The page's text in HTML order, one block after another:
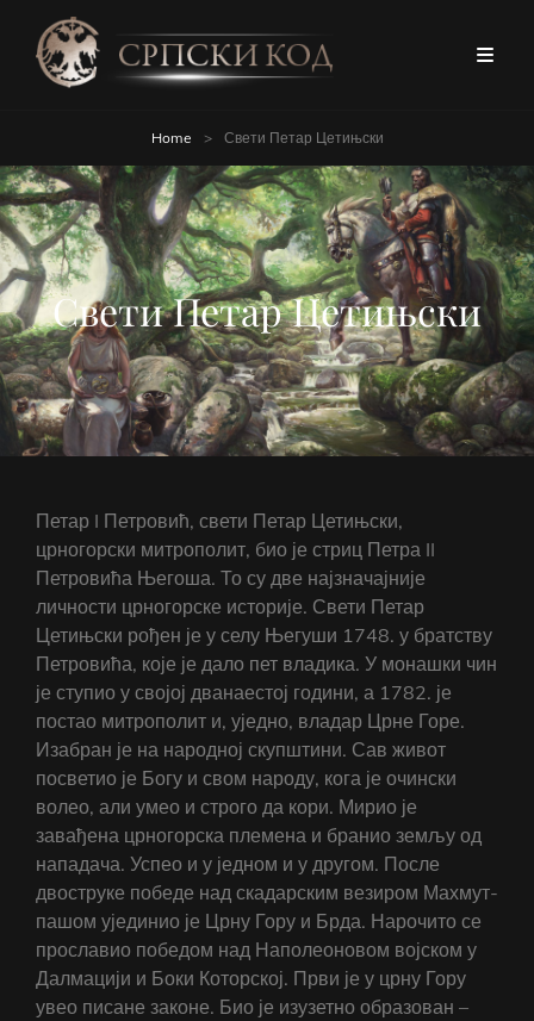
Home > Свети Петар Цетињски
Свети Петар Цетињски
Петар I Петровић, свети Петар Цетињски,
црногорски митрополит, био је стриц Петра II
Петровића Његоша. То су две најзначајније
личности црногорске историје. Свети Петар
Цетињски рођен је у селу Његуши 1748. у братству
Петровића, које је дало пет владика. У монашки чин
је ступио у својој дванаестој години, а 1782. је
постао митрополит и, уједно, владар Црне Горе.
Изабран је на народној скупштини. Сав живот
посветио је Богу и свом народу, кога је очински
волео, али умео и строго да кори. Мирио је
завађена црногорска племена и бранио земљу од
нападача. Успео и у једном и у другом. После
двоструке победе над скадарским везиром Махмут-
пашом ујединио је Црну Гору и Брда. Нарочито се
прославио победом над Наполеоновом војском у
Далмацији и Боки Которској. Први је у црну Гору
увео писане законе. Био је изузетно образован –